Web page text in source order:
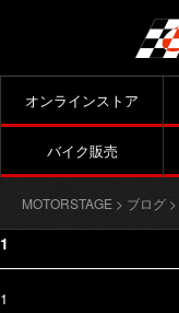
オンラインストア
バイク販売
MOTORSTAGE > ブログ >
1
1